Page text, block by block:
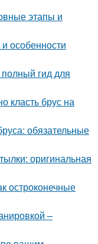
этапы и
особенности
гид для
класть брус на
обязательные
оригинальная
остроконечные
–